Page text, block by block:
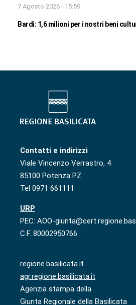
7 Agosto 2026 - 15:59
Bardi: 1,6 milioni per i nostri beni
Contatti e indirizzi
Viale Vincenzo Verrastro, 4
85100 Potenza PZ
Tel 0971 661111
URP
PEC: AOO-
C.F. 80002950766
regione.basilicata.it
agr.regione.basilicata.it
Agenzia stampa della
Giunta Regionale della Basilicata